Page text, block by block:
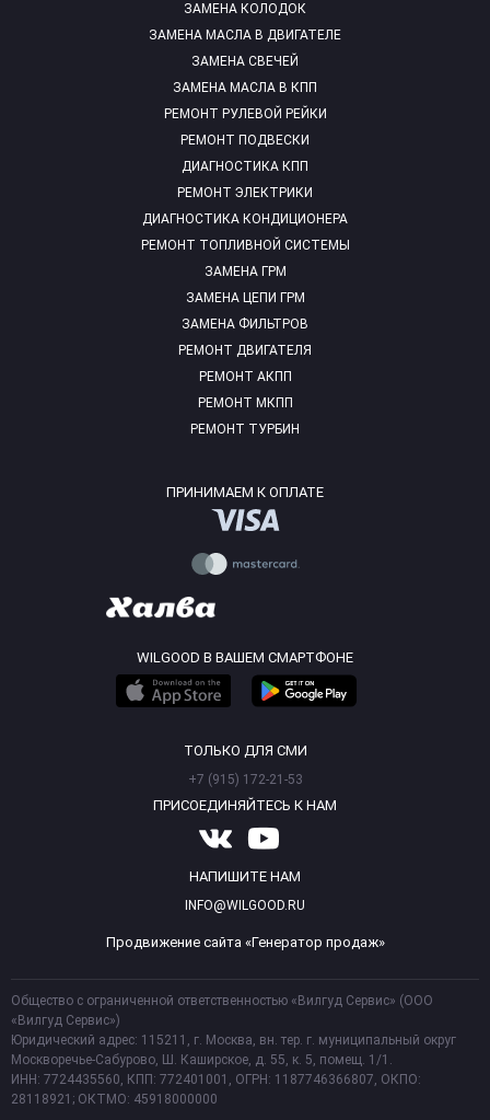
ЗАМЕНА КОЛОДОК
ЗАМЕНА МАСЛА В ДВИГАТЕЛЕ
ЗАМЕНА СВЕЧЕЙ
ЗАМЕНА МАСЛА В КПП
РЕМОНТ РУЛЕВОЙ РЕЙКИ
РЕМОНТ ПОДВЕСКИ
ДИАГНОСТИКА КПП
РЕМОНТ ЭЛЕКТРИКИ
ДИАГНОСТИКА КОНДИЦИОНЕРА
РЕМОНТ ТОПЛИВНОЙ СИСТЕМЫ
ЗАМЕНА ГРМ
ЗАМЕНА ЦЕПИ ГРМ
ЗАМЕНА ФИЛЬТРОВ
РЕМОНТ ДВИГАТЕЛЯ
РЕМОНТ АКПП
РЕМОНТ МКПП
РЕМОНТ ТУРБИН
ПРИНИМАЕМ К ОПЛАТЕ
WILGOOD В ВАШЕМ СМАРТФОНЕ
ТОЛЬКО ДЛЯ СМИ
+7 (915) 172-21-53
ПРИСОЕДИНЯЙТЕСЬ К НАМ
НАПИШИТЕ НАМ
INFO@WILGOOD.RU
Продвижение сайта «Генератор продаж»
Общество с ограниченной ответственностью «Вилгуд Сервис» (ООО
«Вилгуд Сервис»)
Юридический адрес: 115211, г. Москва, вн. тер. г. муниципальный округ
Москворечье-Сабурово, Ш. Каширское, д. 55, к. 5, помещ. 1/1.
ИНН: 7724435560, КПП: 772401001, ОГРН: 1187746366807, ОКПО:
28118921; ОКТМО: 45918000000